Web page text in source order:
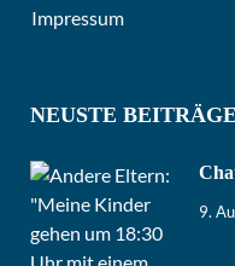
Impressum
NEUSTE BEITRÄGE
9.